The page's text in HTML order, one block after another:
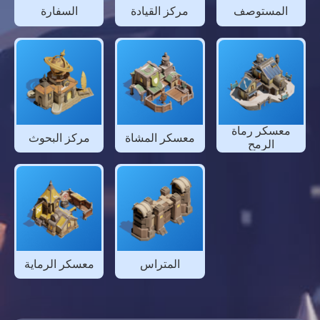
السفارة مركز القيادة المستوصف
مركز البحوث معسكر المشاة
معسكر رماة
الرمح
معسكر الرماية المتراس